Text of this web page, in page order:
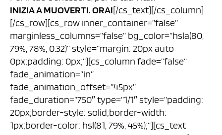
INIZIA A MUOVERTI. ORA![/cs_text][/cs_column]
[/cs_row][cs_row inner_container=”false”
marginless_columns=”false” bg_color=”hsla(80,
79%, 78%, 0.32)” style=”margin: 20px auto
0px;padding: 0px;”][cs_column fade=”false”
fade_animation=”in”
fade_animation_offset=”45px”
fade_duration=”750″ type=”1/1″ style=”padding:
20px;border-style: solid;border-width:
1px;border-color: hsl(81, 79%, 45%);”][cs_text